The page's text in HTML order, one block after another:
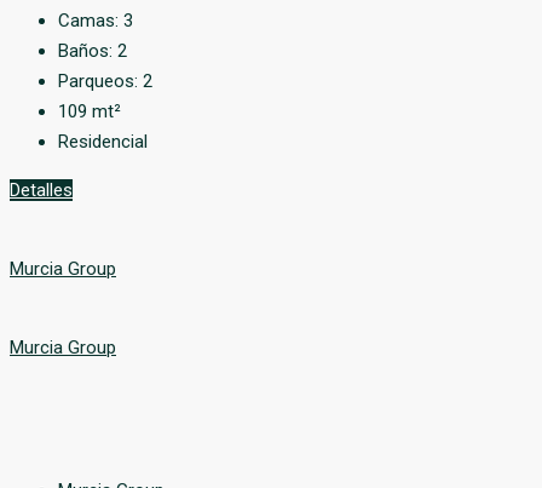
Camas: 3
Baños: 2
Parqueos: 2
109 mt²
Residencial
Detalles
Murcia Group
Murcia Group